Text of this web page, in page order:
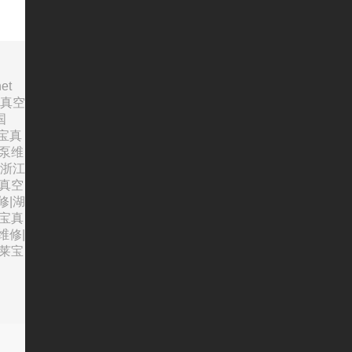
空
真
维
江
空
|湖
真
修|
宝